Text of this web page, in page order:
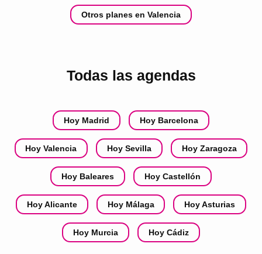
Otros planes en Valencia
Todas las agendas
Hoy Madrid Hoy Barcelona
Hoy Valencia Hoy Sevilla Hoy Zaragoza
Hoy Baleares Hoy Castellón
Hoy Alicante Hoy Málaga Hoy Asturias
Hoy Murcia Hoy Cádiz